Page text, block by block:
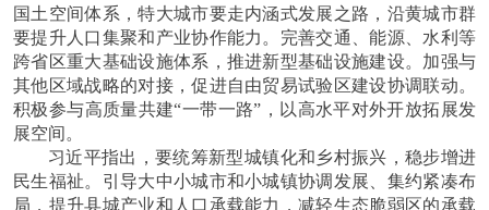
国土空间体系，特大城市要走内涵式发展之路，沿黄城市群
要提升人口集聚和产业协作能力。完善交通、能源、水利等
跨省区重大基础设施体系，推进新型基础设施建设。加强与
其他区域战略的对接，促进自由贸易试验区建设协调联动。
积极参与高质量共建“一带一路”，以高水平对外开放拓展发
展空间。
习近平指出，要统筹新型城镇化和乡村振兴，稳步增进
民生福祉。引导大中小城市和小城镇协调发展、集约紧凑布
局，提升县城产业和人口承载能力，减轻生态脆弱区的承载